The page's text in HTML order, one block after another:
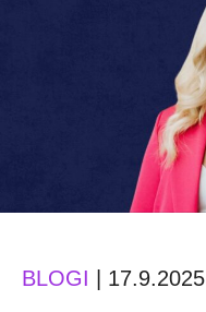
BLOGI 17.9.2025